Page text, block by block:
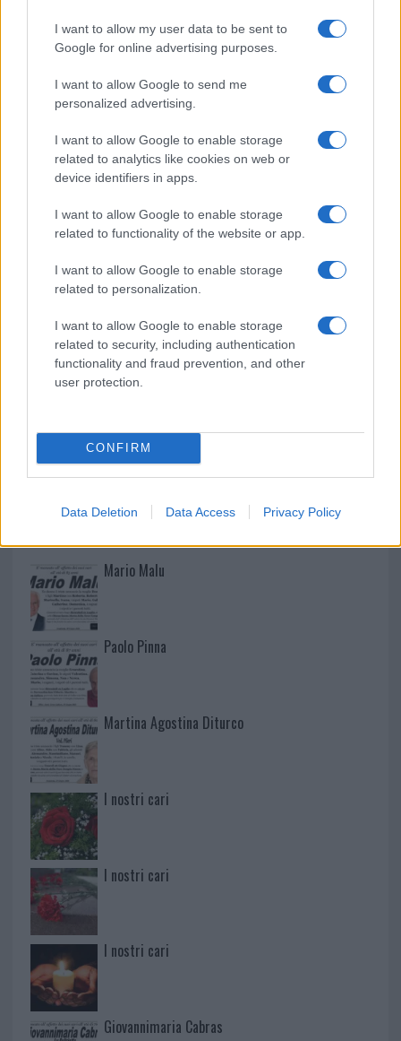
I want to allow my user data to be sent to
Google for online advertising purposes.
I want to allow Google to send me
personalized advertising.
I want to allow Google to enable storage
related to analytics like cookies on web or
device identifiers in apps.
I want to allow Google to enable storage
related to functionality of the website or app.
I want to allow Google to enable storage
related to personalization.
I want to allow Google to enable storage
related to security, including authentication
functionality and fraud prevention, and other
user protection.
CONFIRM
Data Deletion Data Access Privacy Policy
Rapina a Porto Rotondo, due uomini fermati dai
carabinieri
Auto prende fuoco sulla strada statale 125 a
Olbia, cosa è successo
Incidente sulla 125 a Olbia, due auto coinvolte:
danni ingenti
Auto finisce contro un muretto, un ferito ad
Arzachena
NECROLOGIE
Mario Malu
Paolo Pinna
Martina Agostina Diturco
I nostri cari
I nostri cari
I nostri cari
Giovannimaria Cabras